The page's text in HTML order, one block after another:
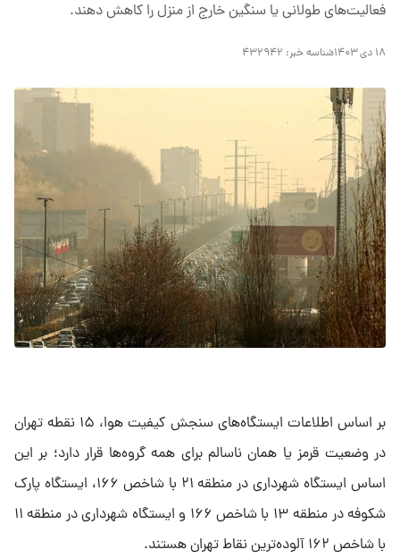
فعالیت‌های طولانی یا سنگین خارج از منزل را کاهش دهند.
۱۸ دی ۱۴۰۳ شناسه خبر: ۴۳۲۹۴۲
بر اساس اطلاعات ایستگاه‌های سنجش کیفیت هوا، ۱۵ نقطه تهران
در وضعیت قرمز یا همان ناسالم برای همه گروه‌ها قرار دارد؛ بر این
اساس ایستگاه شهرداری در منطقه ۲۱ با شاخص ۱۶۶، ایستگاه پارک
شکوفه در منطقه ۱۳ با شاخص ۱۶۶ و ایستگاه شهرداری در منطقه ۱۱
با شاخص ۱۶۲ آلوده‌ترین نقاط تهران هستند.